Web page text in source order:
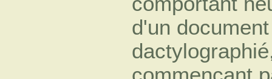
d'un document